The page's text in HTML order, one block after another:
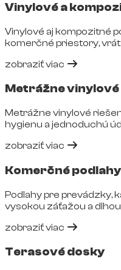
Vinylové a
Vinylové aj kompozitné
komerčné priestory,
zobraziť viac
Metrážne
Metrážne vinylové
hygienu a jednoduchú
zobraziť viac
Komerčné podlahy
Podlahy pre prevádzky,
vysokou záťažou a
zobraziť viac
Terasové dosky